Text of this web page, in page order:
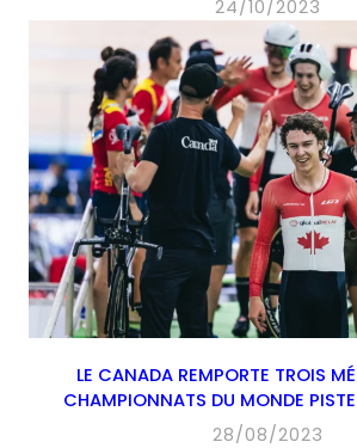
24/10/2023
LE CANADA REMPORTE TROIS
CHAMPIONNATS DU MONDE
28/08/2023